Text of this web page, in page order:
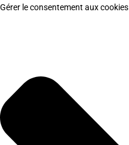
Gérer le consentement aux cookies